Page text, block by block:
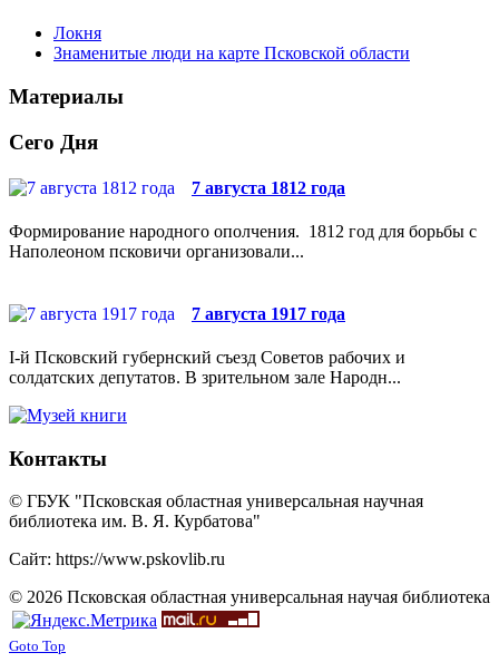
Локня
Знаменитые люди на карте Псковской области
Материалы
Сего Дня
7 августа 1812 года
Формирование народного ополчения. 1812 год для борьбы с
Наполеоном псковичи организовали...
7 августа 1917 года
I-й Псковский губернский съезд Советов рабочих и
солдатских депутатов. В зрительном зале Народн...
Контакты
© ГБУК "Псковская областная универсальная научная
библиотека им. В. Я. Курбатова"
Сайт: https://www.pskovlib.ru
© 2026 Псковская областная универсальная научая библиотека
Goto Top